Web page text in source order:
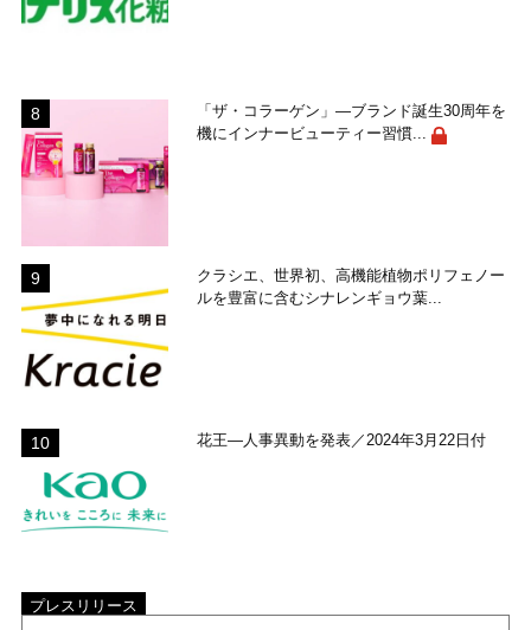
「ザ・コラーゲン」―ブランド誕生30周年を
機にインナービューティー習慣...
クラシエ、世界初、高機能植物ポリフェノー
ルを豊富に含むシナレンギョウ葉...
花王―人事異動を発表／2024年3月22日付
プレスリリース